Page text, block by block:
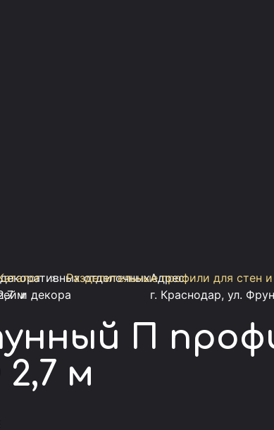
отделочных
и декора
Адрес:
г. Краснодар, ул.
› Разделительные профили для стен
м
2,7 м